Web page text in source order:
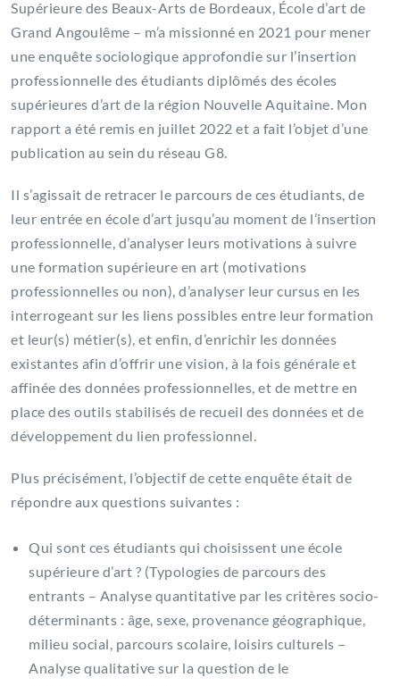
Supérieure des Beaux-Arts de Bordeaux, École d’art de
Grand Angoulême – m’a missionné en 2021 pour mener
une enquête sociologique approfondie sur l’insertion
professionnelle des étudiants diplômés des écoles
supérieures d’art de la région Nouvelle Aquitaine. Mon
rapport a été remis en juillet 2022 et a fait l’objet d’une
publication au sein du réseau G8.
Il s’agissait de retracer le parcours de ces étudiants, de
leur entrée en école d’art jusqu’au moment de l’insertion
professionnelle, d’analyser leurs motivations à suivre
une formation supérieure en art (motivations
professionnelles ou non), d’analyser leur cursus en les
interrogeant sur les liens possibles entre leur formation
et leur(s) métier(s), et enfin, d’enrichir les données
existantes afin d’offrir une vision, à la fois générale et
affinée des données professionnelles, et de mettre en
place des outils stabilisés de recueil des données et de
développement du lien professionnel.
Plus précisément, l’objectif de cette enquête était de
répondre aux questions suivantes :
Qui sont ces étudiants qui choisissent une école
supérieure d’art ? (Typologies de parcours des
entrants – Analyse quantitative par les critères socio-
déterminants : âge, sexe, provenance géographique,
milieu social, parcours scolaire, loisirs culturels –
Analyse qualitative sur la question de le